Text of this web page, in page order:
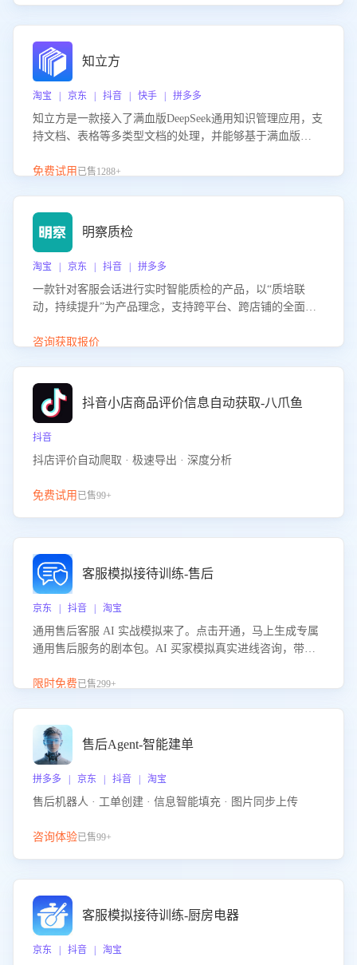
知立方
淘宝 | 京东 | 抖音 | 快手 | 拼多多
知立方是一款接入了满血版DeepSeek通用知识管理应用，支
持文档、表格等多类型文档的处理，并能够基于满血版
识支持，帮助用户高效管理和利用知识资源。通过该产品，
免费试用 已售1288+
明察质检
淘宝 | 京东 | 抖音 | 拼多多
一款针对客服会话进行实时智能质检的产品，以“质培联
动，持续提升”为产品理念，支持跨平台、跨店铺的全面、
升客服团队的销服能力。
咨询获取报价
抖音小店商品评价信息自动获取-八爪鱼
抖音
抖店评价自动爬取 · 极速导出 · 深度分析
免费试用 已售99+
客服模拟接待训练-售后
京东 | 抖音 | 淘宝
通用售后客服 AI 实战模拟来了。点击开通，马上生成专属
通用售后服务的剧本包。AI 买家模拟真实进线咨询，带您
的应对要点，轻松提升服务能力。
限时免费已售299+
售后Agent-智能建单
拼多多 | 京东 | 抖音 | 淘宝
售后机器人 · 工单创建 · 信息智能填充 · 图片同步上传
咨询体验已售99+
客服模拟接待训练-厨房电器
京东 | 抖音 | 淘宝